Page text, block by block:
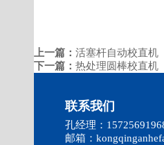
上一篇： 活塞杆自动校直机
下一篇： 热处理圆棒校直机
联系我们
孔经理：
邮箱：